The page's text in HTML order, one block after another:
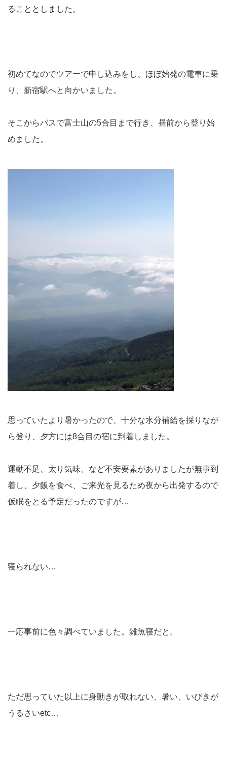
ることとしました。
初めてなのでツアーで申し込みをし、ほぼ始発の電車に乗
り、新宿駅へと向かいました。
そこからバスで富士山の5合目まで行き、昼前から登り始
めました。
思っていたより暑かったので、十分な水分補給を採りなが
ら登り、夕方には8合目の宿に到着しました。
運動不足、太り気味、など不安要素がありましたが無事到
着し、夕飯を食べ、ご来光を見るため夜から出発するので
仮眠をとる予定だったのですが…
寝られない…
一応事前に色々調べていました。雑魚寝だと。
ただ思っていた以上に身動きが取れない、暑い、いびきが
うるさいetc…